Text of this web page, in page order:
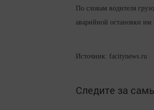
По словам водителя
аварийной остановки им
Источник: facitynews.ru
Следите за